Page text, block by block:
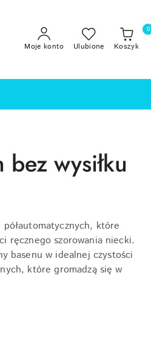
Moje konto Ulubione Koszyk
0
wysiłku
które
ręcznego szorowania niecki.
basenu w idealnej czystości
które gromadzą się w